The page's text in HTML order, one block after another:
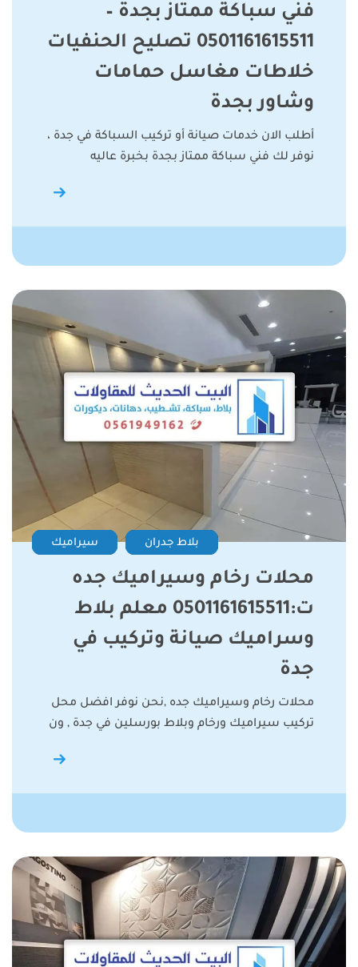
فني سباكة ممتاز بجدة –
0501161615511 تصليح الحنفيات
خلاطات مغاسل حمامات
وشاور بجدة
أطلب الان خدمات صيانة أو تركيب السباكة في جدة ،
نوفر لك فني سباكة ممتاز بجدة بخبرة عاليه
بلاط جدران سيراميك
محلات رخام وسيراميك جده
ت:0501161615511 معلم بلاط
وسراميك صيانة وتركيب في
جدة
محلات رخام وسيراميك جده ,نحن نوفر افضل محل
تركيب سيراميك ورخام وبلاط بورسلين في جدة , ون